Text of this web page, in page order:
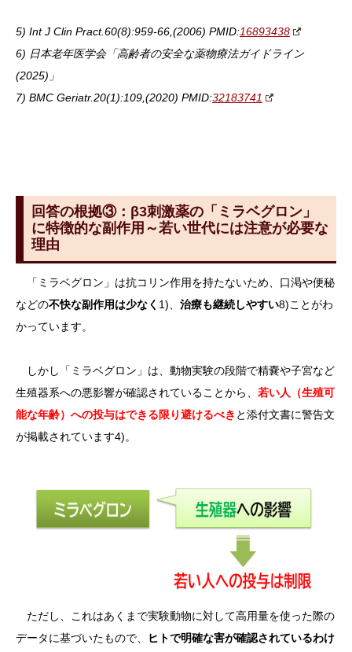
5) Int J Clin Pract.60(8):959-66,(2006) PMID:16893438
6) 日本老年医学会「高齢者の安全な薬物療法ガイドライン
(2025)」
7) BMC Geriatr.20(1):109,(2020) PMID:32183741
回答の根拠③：β3刺激薬の「ミラベグロン」
に特徴的な副作用～若い世代には注意が必要な
理由
「ミラベグロン」は抗コリン作用を持たないため、口渇や便秘
などの不快な副作用は少なく 1)、 治療も継続しやすい8)ことがわ
かっています。
しかし「ミラベグロン」は、動物実験の段階で精嚢や子宮など
生殖器系への悪影響が確認されていることから、 若い人（生殖可
能な年齢）への投与はできる限り避けるべき と添付文書に警告文
が掲載されています4)。
ただし、これはあくまで実験動物に対して高用量を使った際の
データに基づいたもので、
ヒトで明確な害が確認されているわけ